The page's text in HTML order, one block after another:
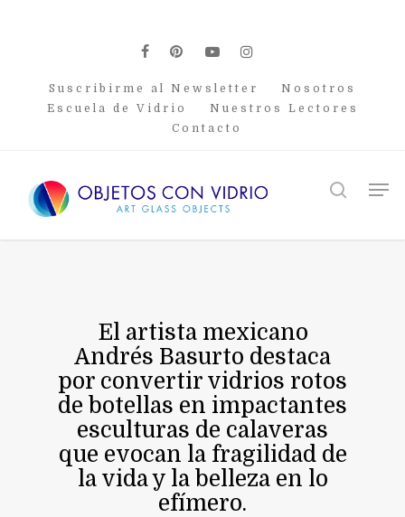
facebook
pinterest
youtubeinstagram
Suscribirme al Newsletter
Nosotros
Escuela de Vidrio
Nuestros Lectores
Contacto
search
El artista mexicano
Andrés Basurto destaca
por convertir vidrios rotos
de botellas en impactantes
esculturas de calaveras
que evocan la fragilidad de
la vida y la belleza en lo
efímero.